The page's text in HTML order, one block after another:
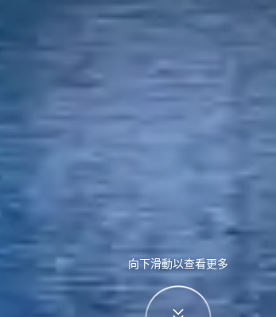
向下滑動以查看更多